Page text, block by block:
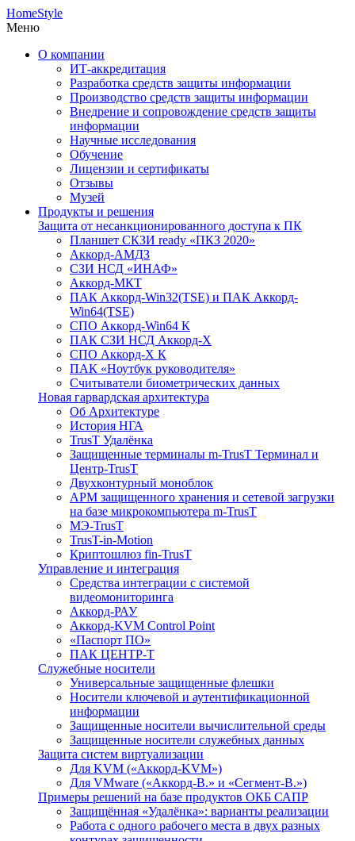
HomeStyle
Меню
О компании
ИТ-аккредитация
Разработка средств защиты информации
Производство средств защиты информации
Внедрение и сопровождение средств защиты
информации
Научные исследования
Обучение
Лицензии и сертификаты
Отзывы
Музей
Продукты и решения
Защита от несанкционированного доступа к ПК
Планшет СКЗИ ready «ПКЗ 2020»
Аккорд-АМДЗ
СЗИ НСД «ИНАФ»
Аккорд-МКТ
ПАК Аккорд-Win32(TSE) и ПАК Аккорд-
Win64(TSE)
СПО Аккорд-Win64 К
ПАК СЗИ НСД Аккорд-X
СПО Аккорд-X К
ПАК «Ноутбук руководителя»
Cчитыватели биометрических данных
Новая гарвардская архитектура
Об Архитектуре
История НГА
TrusT Удалёнка
Защищенные терминалы m-TrusT Терминал и
Центр-TrusT
Двухконтурный моноблок
АРМ защищенного хранения и сетевой загрузки
на базе микрокомпьютера m-TrusT
МЭ-TrusT
TrusT-in-Motion
Криптошлюз fin-TrusT
Управление и интеграция
Средства интеграции с системой
видеомониторинга
Аккорд-РАУ
Аккорд-KVM Control Point
«Паспорт ПО»
ПАК ЦЕНТР-Т
Служебные носители
Универсальные защищенные флешки
Носители ключевой и аутентификационной
информации
Защищенные носители вычислительной среды
Защищенные носители служебных данных
Защита систем виртуализации
Для KVM («Аккорд-KVM»)
Для VMware («Аккорд-В.» и «Сегмент-В.»)
Примеры решений на базе продуктов ОКБ САПР
Защищённая «Удалёнка»: варианты реализации
Работа с одного рабочего места в двух разных